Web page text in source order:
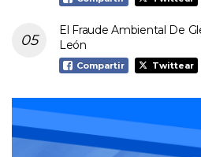
El Fraude Ambiental De
León
Compartir Twittear